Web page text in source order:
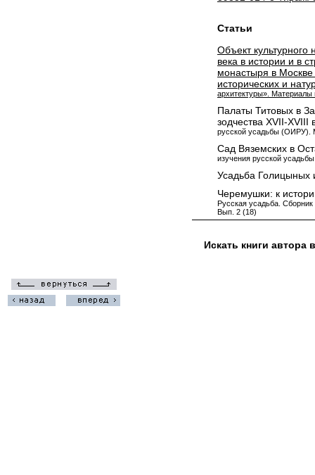
Статьи
Объект
века в истории и в
монастыря в
исторических и
архитектуры».
Палаты Титовых в
зодчества XVII-XVIII
русской усадьбы (ОИРУ).
Сад Вяземских в
изучения русской
Усадьба Голицыных
Черемушки: к
Русская усадьба.
Вып. 2 (18)
Искать книги автора